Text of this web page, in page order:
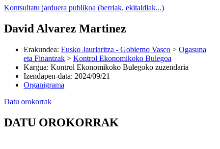
Kontsultatu jarduera publikoa (berriak, ekitaldiak...)
David Alvarez Martinez
Erakundea: Eusko Jaurlaritza - Gobierno Vasco > Ogasuna
eta Finantzak > Kontrol Ekonomikoko Bulegoa
Kargua: Kontrol Ekonomikoko Bulegoko zuzendaria
Izendapen-data: 2024/09/21
Organigrama
Datu orokorrak
DATU OROKORRAK